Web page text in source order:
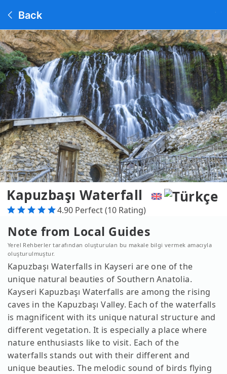
Back
Kapuzbaşı Waterfall
4.90 Perfect (10 Rating)
Note from Local Guides
Yerel Rehberler tarafından oluşturulan bu makale bilgi vermek amacıyla
oluşturulmuştur.
Kapuzbaşı Waterfalls in Kayseri are one of the
unique natural beauties of Southern Anatolia.
Kayseri Kapuzbaşı Waterfalls are among the rising
caves in the Kapuzbaşı Valley. Each of the waterfalls
is magnificent with its unique natural structure and
different vegetation. It is especially a place where
nature enthusiasts like to visit. Each of the
waterfalls stands out with their different and
unique beauties. The melodic sound of birds flying